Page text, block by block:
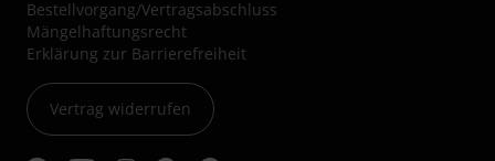
Bestellvorgang/Vertragsabschluss
Mängelhaftungsrecht
Erklärung zur Barrierefreiheit
Vertrag widerrufen